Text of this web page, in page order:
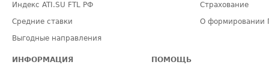
Индекс ATI.SU FTL РФ
Средние ставки
Выгодные направления
Страхование
О формировании
ИНФОРМАЦИЯ ПОМОЩЬ